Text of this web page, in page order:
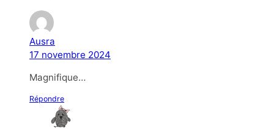
Ausra
17 novembre 2024
Magnifique…
Répondre